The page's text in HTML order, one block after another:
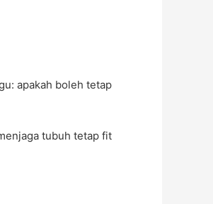
apakah boleh tetap
tubuh tetap fit